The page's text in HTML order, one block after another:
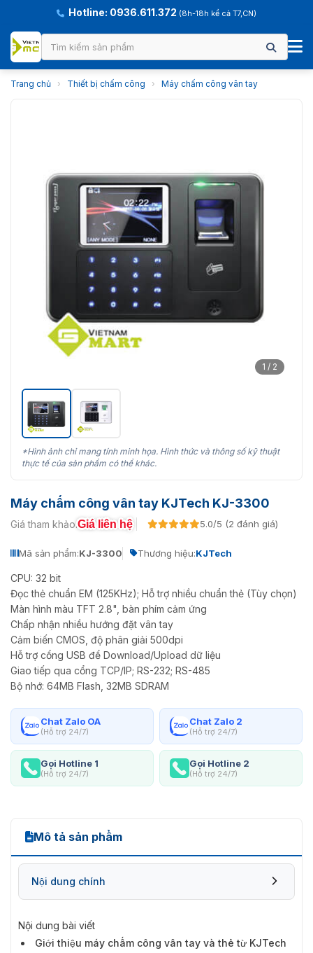
Hotline: 0936.611.372 (8h-18h kể cả T7,CN)
Trang chủ › Thiết bị chấm công › Máy chấm công vân tay
1 / 2
*Hình ảnh chỉ mang tính minh họa. Hình thức và thông số kỹ thuật
thực tế của sản phẩm có thể khác.
Máy chấm công vân tay KJTech KJ-3300
Giá tham khảo:Giá liên hệ 5.0/5 (2 đánh giá)
Mã sản phẩm:KJ-3300 Thương hiệu:KJTech
CPU: 32 bit
Đọc thẻ chuẩn EM (125KHz); Hỗ trợ nhiều chuẩn thẻ (Tùy chọn)
Màn hình màu TFT 2.8", bàn phím cảm ứng
Chấp nhận nhiều hướng đặt vân tay
Cảm biến CMOS, độ phân giải 500dpi
Hỗ trợ cổng USB để Download/Upload dữ liệu
Giao tiếp qua cổng TCP/IP; RS-232; RS-485
Bộ nhớ: 64MB Flash, 32MB SDRAM
Chat Zalo OA
(Hỗ trợ 24/7)
Chat Zalo 2
(Hỗ trợ 24/7)
Gọi Hotline 1
(Hỗ trợ 24/7)
Gọi Hotline 2
(Hỗ trợ 24/7)
Mô tả sản phẩm
Nội dung chính
Nội dung bài viết
Giới thiệu máy chấm công vân tay và thẻ từ KJTech